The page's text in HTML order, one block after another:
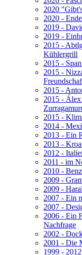
2020
2020 -
2019 -
2019 -
2015 -
Kühlergrill
2015 -
2015 -
2015 -
2015 -
2015 -
2014 -
2013 - Ein
2013 -
2012 -
2011 - im
2010 -
2009 -
2009 -
2007 - Ein
2007 -
2006 - Ein
Nachfrage
2002 -
2001 - Die
1999 -